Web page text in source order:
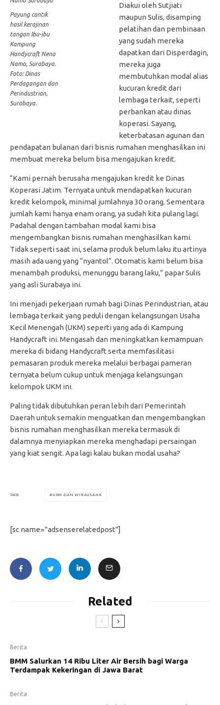
Payung cantik
hasil kerajinan
tangan Ibu-ibu
Kampung
Handycraft Nena
Namo, Surabaya.
Foto: Dinas
Perdagangan dan
Perindustrian,
Surabaya.
Diakui oleh Sutjiati
maupun Sulis, disamping
pelatihan dan pembinaan
yang sudah mereka
dapatkan dari Disperdagin,
mereka juga
membutuhkan modal alias
kucuran kredit dari
lembaga terkait, seperti
perbankan atau dinas
koperasi. Sayang,
keterbatasan agunan dan
pendapatan bulanan dari bisnis rumahan menghasilkan ini
membuat mereka belum bisa mengajukan kredit.
“Kami pernah berusaha mengajukan kredit ke Dinas
Koperasi Jatim. Ternyata untuk mendapatkan kucuran
kredit kelompok, minimal jumlahnya 30 orang. Sementara
jumlah kami hanya enam orang, ya sudah kita pulang lagi.
Padahal dengan tambahan modal kami bisa
mengembangkan bisnis rumahan menghasilkan kami.
Tidak seperti saat ini, selama produk belum laku itu artinya
masih ada uang yang “nyantol”. Otomatis kami belum bisa
menambah produksi, menunggu barang laku,” papar Sulis
yang asli Surabaya ini.
Ini menjadi pekerjaan rumah bagi Dinas Perindustrian, atau
lembaga terkait yang peduli dengan kelangsungan Usaha
Kecil Menengah (UKM) seperti yang ada di Kampung
Handycraft ini. Mengasah dan meningkatkan kemampuan
mereka di bidang Handycraft serta memfasilitasi
pemasaran produk mereka melalui berbagai pameran
ternyata belum cukup untuk menjaga kelangsungan
kelompok UKM ini.
Paling tidak dibutuhkan peran lebih dari Pemerintah
Daerah untuk semakin menguatkan dan mengembangkan
bisnis rumahan menghasilkan mereka termasuk di
dalamnya menyiapkan mereka menghadapi persaingan
yang kiat sengit. Apa lagi kalau bukan modal usaha?
TAGS UKM DAN WIRAUSAHA
[sc name="adsenserelatedpost"]
Related
Berita
BMM Salurkan 14 Ribu Liter Air Bersih bagi Warga
Terdampak Kekeringan di Jawa Barat
Berita